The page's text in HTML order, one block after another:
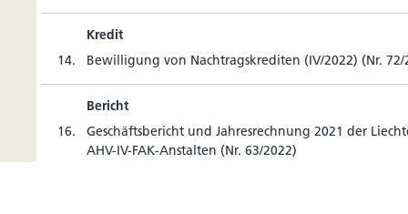
Kredit
14.
Bewil­li­gung von Nach­trags­kre­diten (IV/2022) (Nr. 72/
Bericht
16.
Geschäfts­be­richt und Jah­res­rech­nung 2021 der
AHV-IV-FAK-Anstalten (Nr. 63/2022)